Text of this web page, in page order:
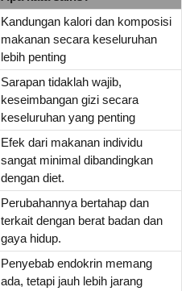
Kandungan kalori dan komposisi
makanan secara keseluruhan
lebih penting
Sarapan tidaklah wajib,
keseimbangan gizi secara
keseluruhan yang penting
Efek dari makanan individu
sangat minimal dibandingkan
dengan diet.
Perubahannya bertahap dan
terkait dengan berat badan dan
gaya hidup.
Penyebab endokrin memang
ada, tetapi jauh lebih jarang